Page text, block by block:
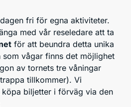
fri för egna aktiviteter.
med vår reseledare att ta
för att beundra detta unika
som vågar finns det möjlighet
av tornets tre våningar
tillkommer). Vi
köpa biljetter i förväg via den